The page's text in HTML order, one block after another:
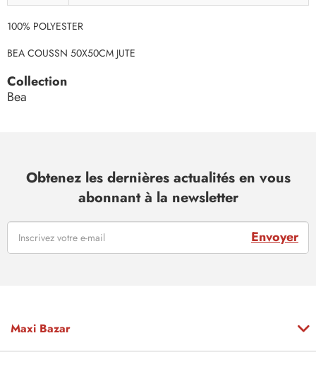
100% POLYESTER
BEA COUSSN 50X50CM JUTE
Collection
Bea
Obtenez les dernières actualités en vous
abonnant à la newsletter
Envoyer
Maxi Bazar